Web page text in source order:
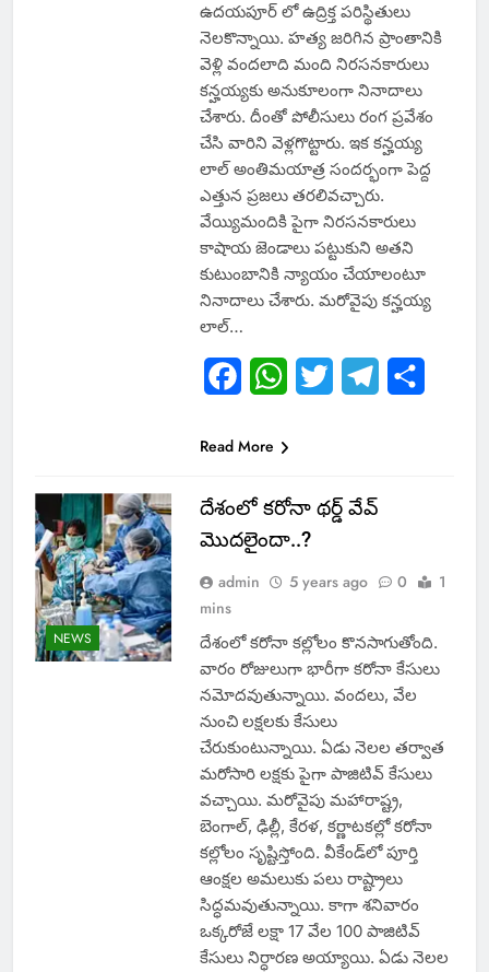
ఉదయపూర్ లో ఉద్రిక్త పరిస్థితులు
నెలకొన్నాయి. హత్య జరిగిన ప్రాంతానికి
వెళ్లి వందలాది మంది నిరసనకారులు
కన్హయ్యకు అనుకూలంగా నినాదాలు
చేశారు. దీంతో పోలీసులు రంగ ప్రవేశం
చేసి వారిని వెళ్లగొట్టారు. ఇక కన్హయ్య
లాల్ అంతిమయాత్ర సందర్భంగా పెద్ద
ఎత్తున ప్రజలు తరలివచ్చారు.
వేయ్యిమందికి పైగా నిరసనకారులు
కాషాయ జెండాలు పట్టుకుని అతని
కుటుంబానికి న్యాయం చేయాలంటూ
నినాదాలు చేశారు. మరోవైపు కన్హయ్య
లాల్…
FacebookWhatsApp
Twitter Telegram
Read More
NEWS
దేశంలో కరోనా థర్డ్ వేవ్
మొదలైందా..?
admin 5 years ago 0
1
mins
దేశంలో కరోనా కల్లోలం కొనసాగుతోంది.
వారం రోజులుగా భారీగా కరోనా కేసులు
నమోదవుతున్నాయి. వందలు, వేల
నుంచి లక్షలకు కేసులు
చేరుకుంటున్నాయి. ఏడు నెలల తర్వాత
మరోసారి లక్షకు పైగా పాజిటివ్‌ కేసులు
వచ్చాయి. మరోవైపు మహారాష్ట్ర,
బెంగాల్‌, ఢిల్లీ, కేరళ, కర్ణాటకల్లో కరోనా
కల్లోలం సృష్టిస్తోంది. వీకేండ్‌లో పూర్తి
ఆంక్షల అమలుకు పలు రాష్ట్రాలు
సిద్ధమవుతున్నాయి. కాగా శనివారం
ఒక్కరోజే లక్షా 17 వేల 100 పాజిటివ్‌
కేసులు నిర్ధారణ అయ్యాయి. ఏడు నెలల